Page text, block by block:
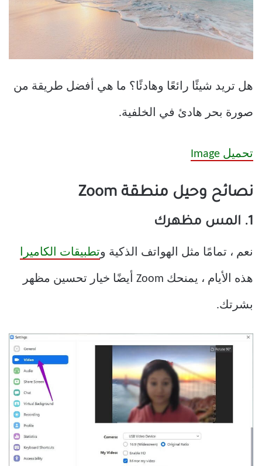
هل تريد شيئًا رائعًا وهادئًا؟ ما هي أفضل طريقة من
صورة بحر هادئ في الخلفية.
تحميل Image
نصائح وحيل منطقة Zoom
1. المس مظهرك
نعم ، تمامًا مثل الهواتف الذكية وتطبيقات الكاميرا
هذه الأيام ، يمنحك Zoom أيضًا خيار تحسين مظهر
بشرتك.